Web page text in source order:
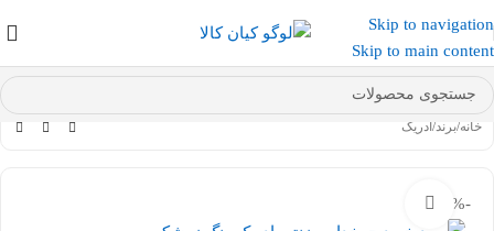
Skip to navigation
Skip to main content
عضو کانال بله کیان کالا شوید و کد تخفیف دریافت کنید.
خانه/برند/ادریک
-20%